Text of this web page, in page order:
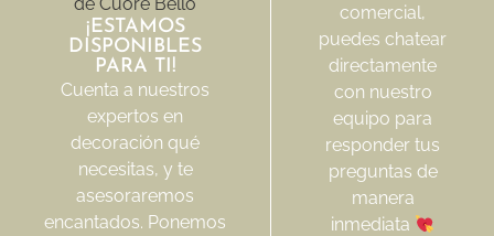
¡ESTAMOS
DISPONIBLES
PARA TI!
Cuenta a nuestros
expertos en
decoración qué
necesitas, y te
asesoraremos
encantados. Ponemos
comercial,
puedes chatear
directamente
con nuestro
equipo para
responder tus
preguntas de
manera
inmediata